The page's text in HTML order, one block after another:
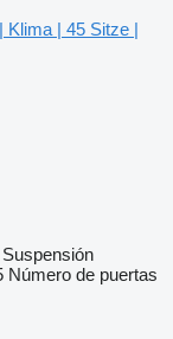
Klima | 45 Sitze |
Suspensión
Número de puertas